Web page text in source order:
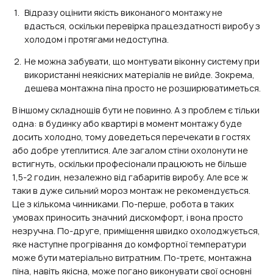
Відразу оцінити якість виконаного монтажу не
вдасться, оскільки перевірка працездатності виробу з
холодом і протягами недоступна.
Не можна забувати, що монтувати віконну систему при
використанні неякісних матеріалів не вийде. Зокрема,
дешева монтажна піна просто не розширюватиметься.
В іншому складнощів бути не повинно. А з проблем є тільки
одна: в будинку або квартирі в момент монтажу буде
досить холодно, тому доведеться перечекати в гостях
або добре утеплитися. Але загалом стіни охолонути не
встигнуть, оскільки професіонали працюють не більше
1,5-2 годин, незалежно від габаритів виробу. Але все ж
таки в дуже сильний мороз монтаж не рекомендується.
Це з кількома чинниками. По-перше, робота в таких
умовах приносить значний дискомфорт, і вона просто
незручна. По-друге, приміщення швидко охолоджується,
яке наступне прогрівання до комфортної температури
може бути матеріально витратним. По-третє, монтажна
піна, навіть якісна, може погано виконувати свої основні